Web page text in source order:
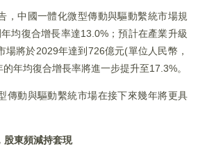
，中國一體化微型傳動與驅動繫統市場規
均復合增長率達13.0%；預計在產業升級
場將於2029年達到726億元(單位人民幣，
年均復合增長率將進一步提升至17.3%。
傳動與驅動繫統市場在接下來幾年將更具
股東頻減持套現